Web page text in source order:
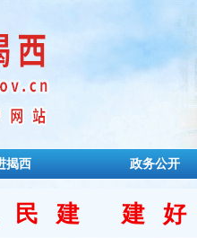
揭西 政务公开
民建 建